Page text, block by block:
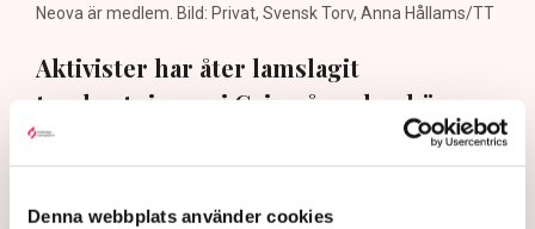
Denna webbplats använder cookies
Neova är medlem. Bild: Privat, Svensk Torv, Anna Hållams/TT
Aktivister har åter lamslagit
torvbrytningen i Grimsås – den här
gången genom att klättra upp på
maskiner, gräva igen diken och sprida
ogräsfrön. ”Aktivisterna sprang emot